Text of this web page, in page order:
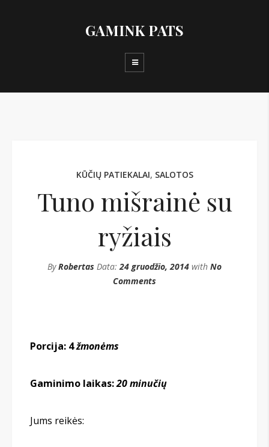
GAMINK PATS
KŪČIŲ PATIEKALAI, SALOTOS
Tuno mišrainė su
ryžiais
ByRobertas Data:24 gruodžio, 2014 with No
Comments
Porcija: 4žmonėms
Gaminimo laikas:20 minučių
Jums reikės: